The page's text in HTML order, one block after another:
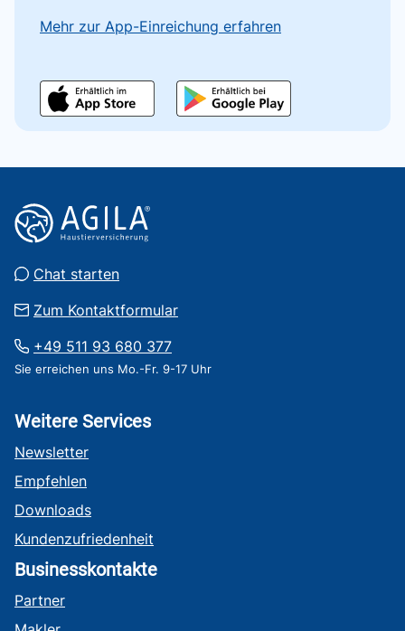
Mehr zur App-Einreichung erfahren